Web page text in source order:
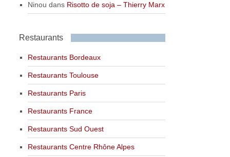
Ninou dans Risotto de soja – Thierry Marx
Restaurants
Restaurants Bordeaux
Restaurants Toulouse
Restaurants Paris
Restaurants France
Restaurants Sud Ouest
Restaurants Centre Rhône Alpes